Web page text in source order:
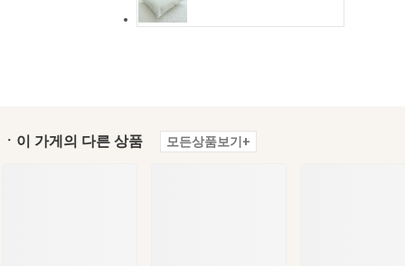
ㆍ이 가게의 다른 상품 모든상품보기+